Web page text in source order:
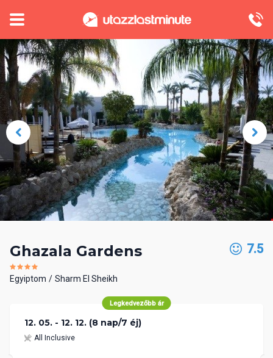
Ghazala Gardens
Egyiptom Sharm El Sheikh
7.5
Legkedvezőbb ár
12. 05. - 12. 12. (8 nap/7 éj)
All Inclusive